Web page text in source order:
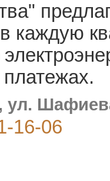
каждую
ул.
16-06